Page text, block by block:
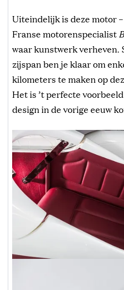
Uiteindelijk is deze motor
Franse motorenspecialist
waar kunstwerk verheven.
zijspan ben je klaar om
kilometers te maken op
Het is ’t perfecte
design in de vorige eeuw